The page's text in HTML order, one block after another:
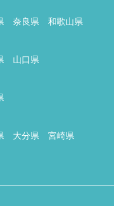
奈良県 和歌山県
山口県
大分県
宮崎県